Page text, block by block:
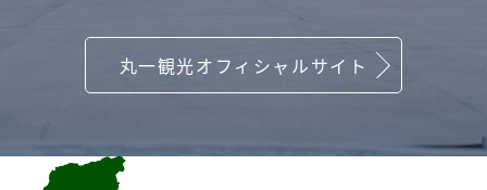
丸一観光オフィシャルサイト